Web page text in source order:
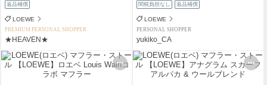
返品補償
LOEWE
PREMIUM PERSONAL SHOPPER
★HEAVEN★
関税負担なし 返品補償
LOEWE
PERSONAL SHOPPER
yukiko_CA